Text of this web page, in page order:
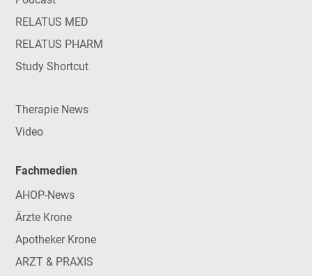
RELATUS MED
RELATUS PHARM
Study Shortcut
Therapie News
Video
Fachmedien
AHOP-News
Ärzte Krone
Apotheker Krone
ARZT & PRAXIS